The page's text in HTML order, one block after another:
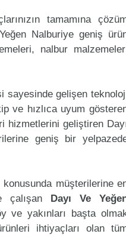
tamamına
Nalburiye geniş
nalbur
sayesinde gelişen
ve hızlıca uyum
hizmetlerini geliştiren
geniş bir
müşterilerine
çalışan Dayı Ve
ve yakınları başta
ihtiyaçları olan